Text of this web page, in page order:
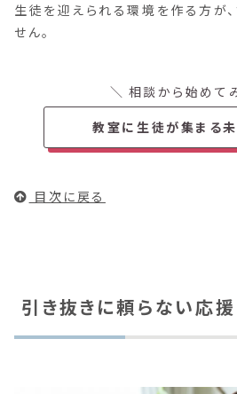
生徒を迎えられる環境を作る方が
せん。
相談から始めて
教室に生徒が集まる
目次に戻る
引き抜きに頼らない応